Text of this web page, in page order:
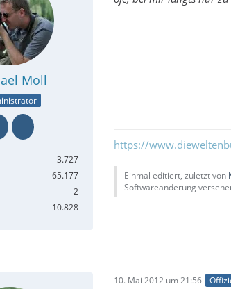
Moll
3.727
65.177
2
10.828
https://
Einmal editiert, zuletzt von
Softwareänderung
10. Mai 2012 um 21:56